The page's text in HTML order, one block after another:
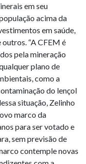
em seu
acima da
em saúde,
“A CFEM é
pela mineração
plano de
como a
do lençol
situação, Zelinho
marco da
para ser votado e
sem previsão de
contemple novas